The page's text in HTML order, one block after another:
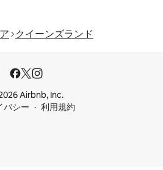
クイーンズランド
Airbnb, Inc.
バシー
利用規約